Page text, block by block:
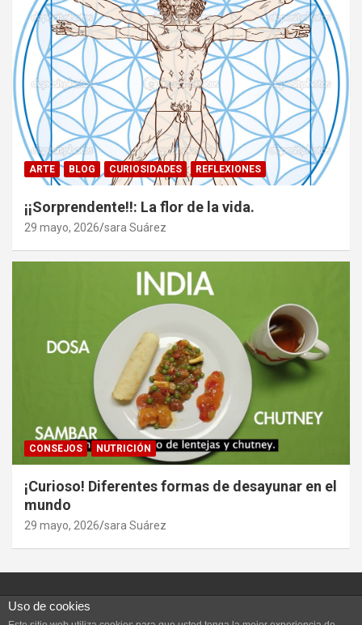
ARTE BLOG CURIOSIDADES REFLEXIONES
¡¡Sorprendente!!: La flor de la vida.
29 mayo, 2026 sara Suárez
CONSEJOS NUTRICIÓN
¡Curioso! Diferentes formas de desayunar en el
mundo
29 mayo, 2026 sara Suárez
Uso de cookies